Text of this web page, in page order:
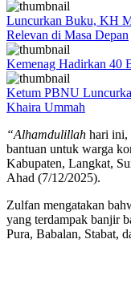
Luncurkan Buku, KH
Relevan di Masa Depan
Kemenag Hadirkan 40
Ketum PBNU
Khaira Ummah
“Alhamdulillah hari ini,
bantuan untuk warga
Kabupaten, Langkat,
Ahad (7/12/2025).
Zulfan mengatakan
yang terdampak banjir
Pura, Babalan, Stabat,